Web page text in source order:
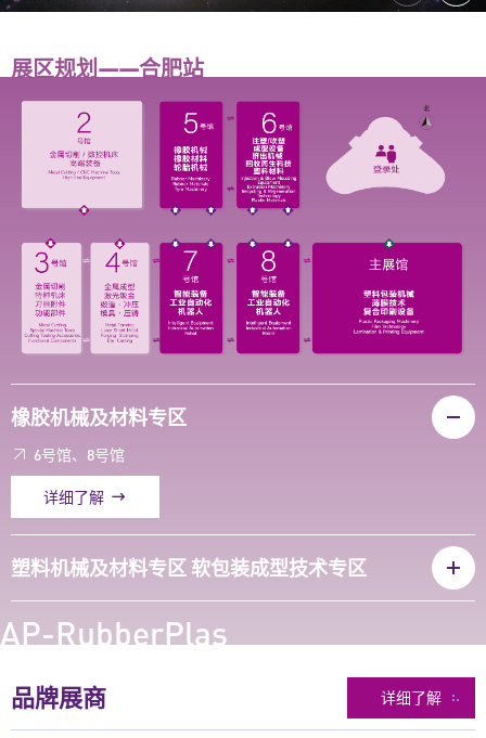
AP-RubberPlas
展区规划——合肥站
橡胶机械及材料专区
6号馆、8号馆
详细了解
塑料机械及材料专区 软包装成型技术专区
品牌展商 详细了解
2
3
6
7
8
9
0
2
3
4
5
7
8
0
1
2
3
4
5
6
8
9
0
1
2
3
4
5
6
8
9